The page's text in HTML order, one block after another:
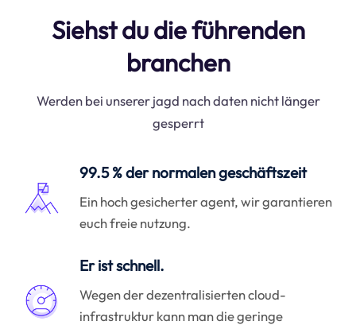
Siehst du die führenden
branchen
Werden bei unserer jagd nach daten nicht länger
gesperrt
99.5 % der normalen geschäftszeit
Ein hoch gesicherter agent, wir garantieren
euch freie nutzung.
Er ist schnell.
Wegen der dezentralisierten cloud-
infrastruktur kann man die geringe